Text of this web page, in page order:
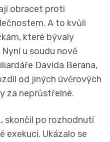
obracet proti
A to kvůli
které bývaly
u soudu nově
Davida Berana,
od jiných úvěrových
za neprůstřelné.
skončil po rozhodnutí
exekuci. Ukázalo se